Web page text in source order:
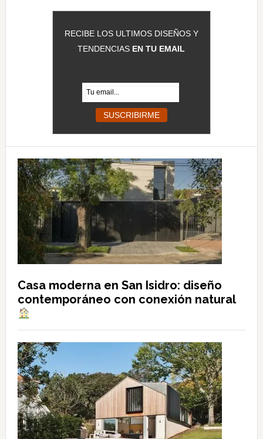
RECIBE LOS ULTIMOS DISEÑOS Y
TENDENCIAS EN TU EMAIL
Casa moderna en San Isidro: diseño
contemporáneo con conexión natural